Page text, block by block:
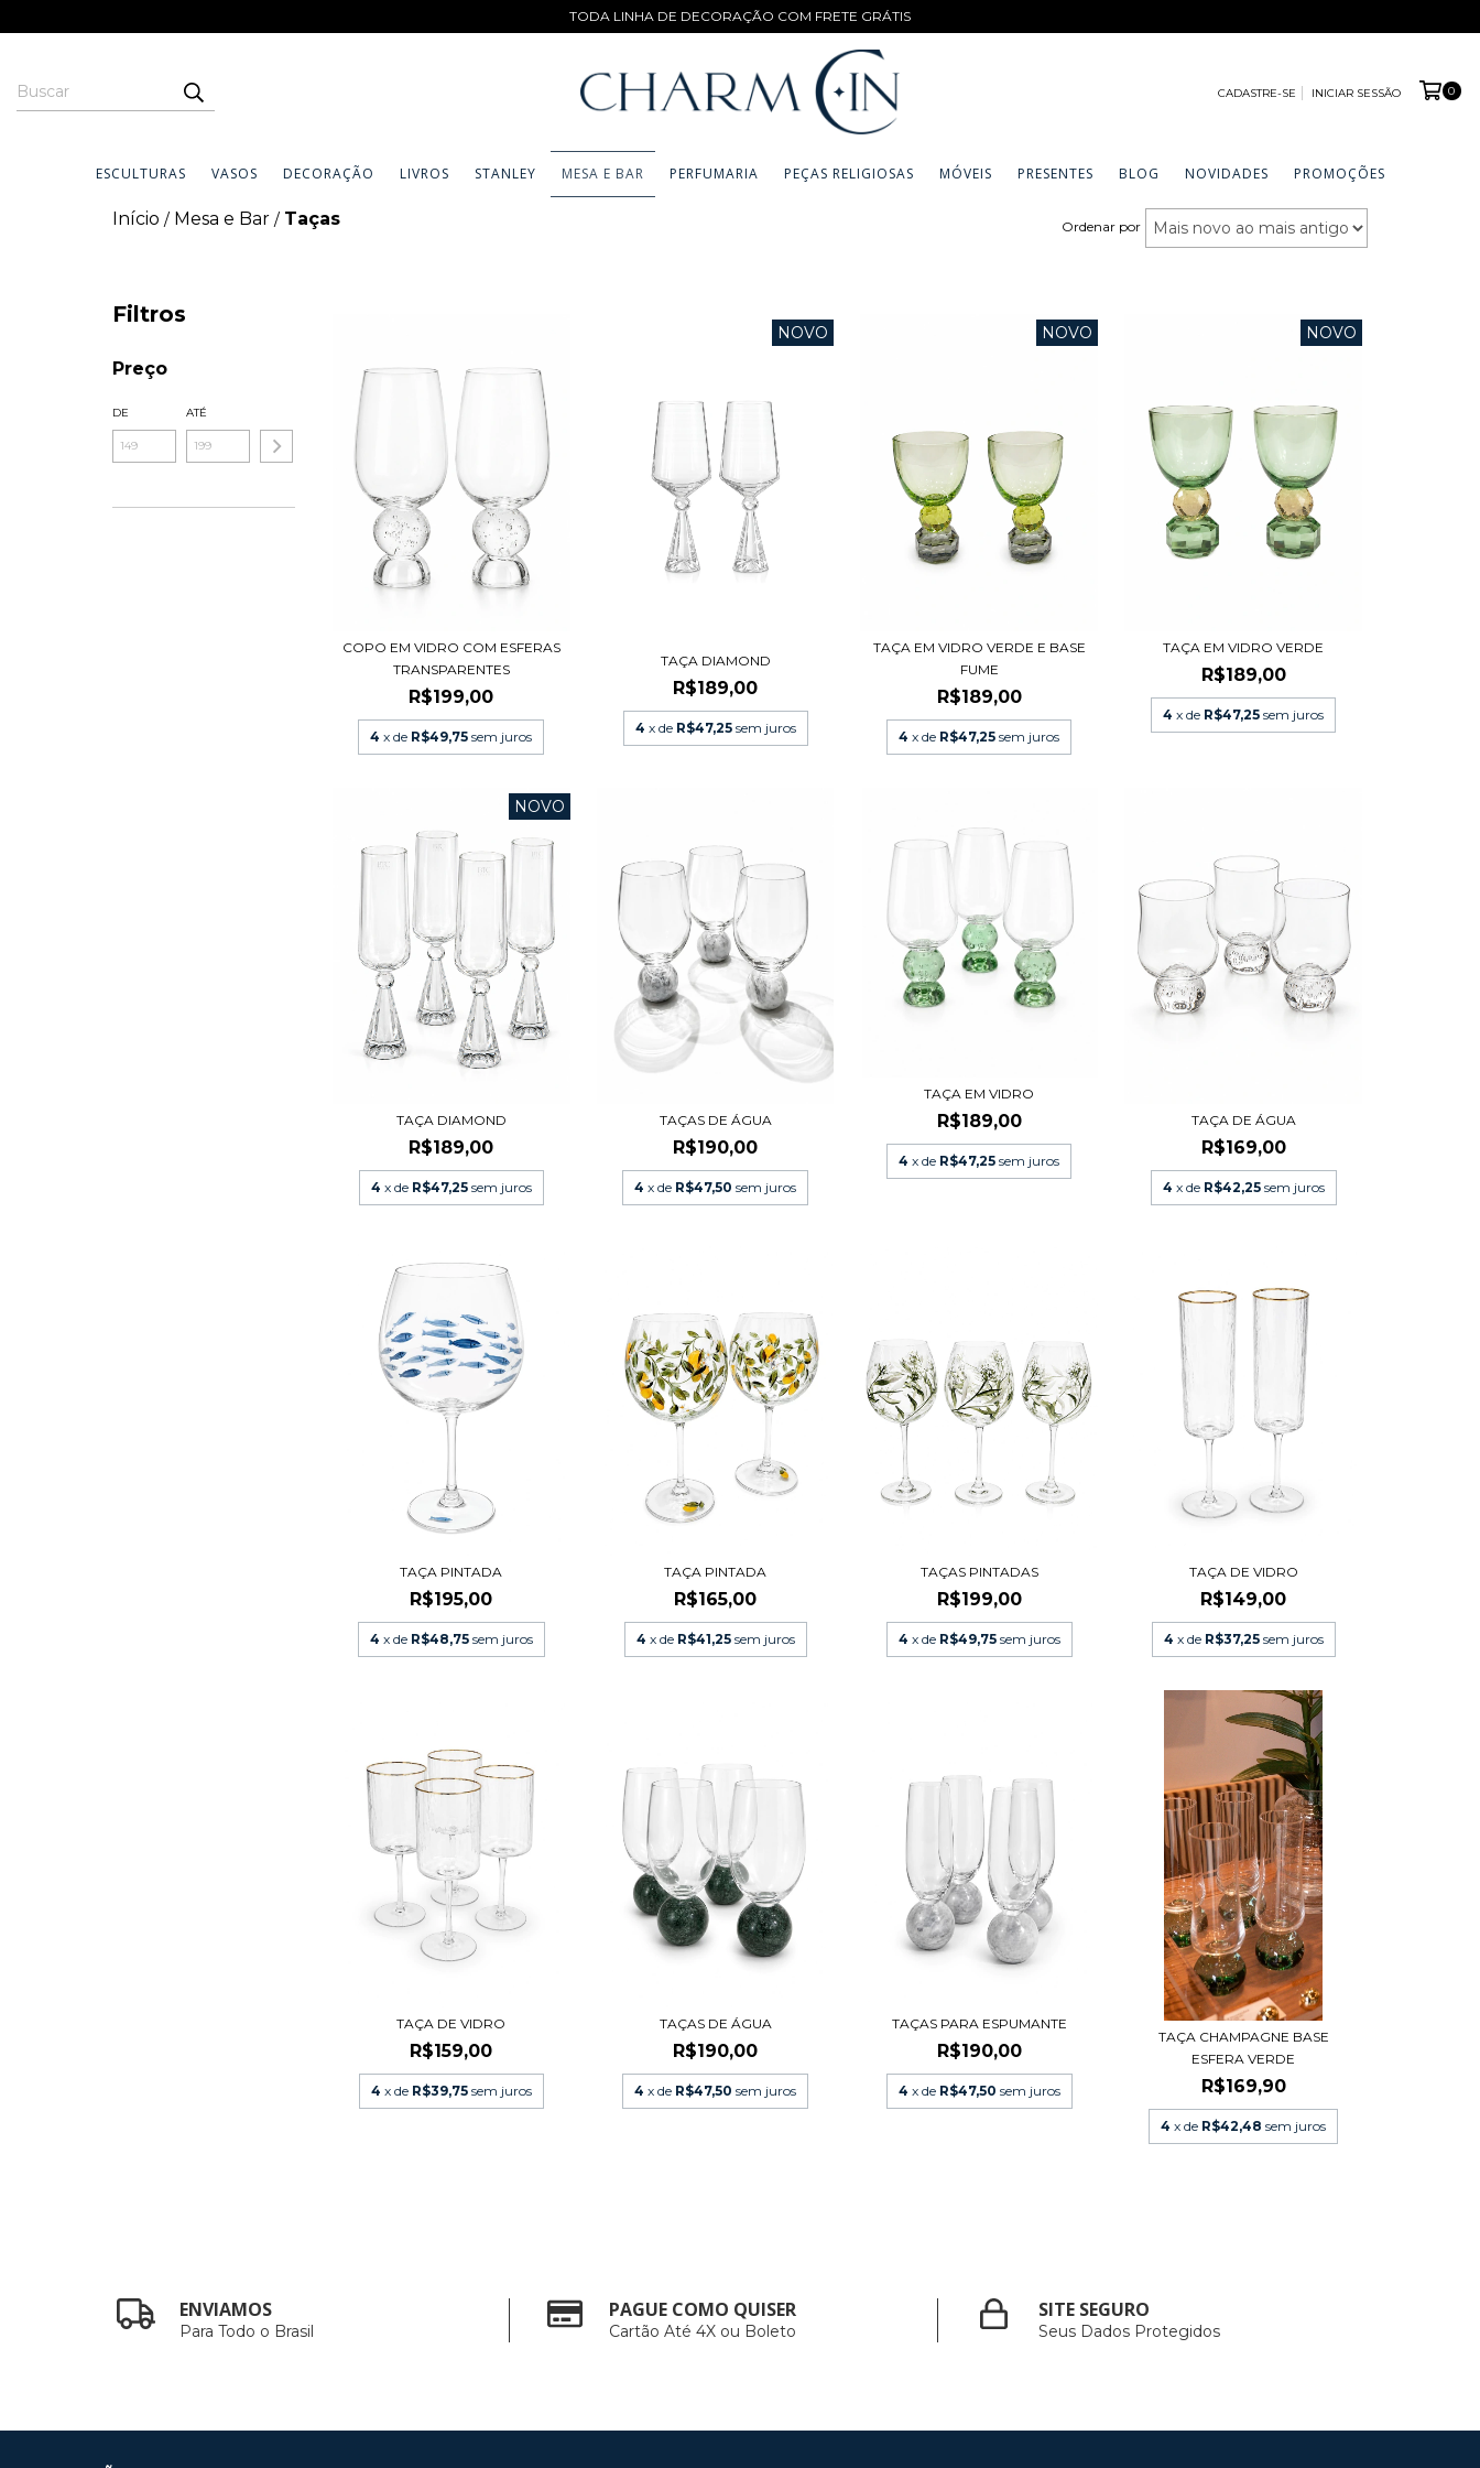
TODA LINHA DE DECORAÇÃO COM FRETE GRÁTIS
CADASTRE-SE INICIAR SESSÃO 0
ESCULTURAS VASOS DECORAÇÃO LIVROS STANLEY MESA E BAR PERFUMARIA PEÇAS RELIGIOSAS MÓVEIS PRESENTES BLOG NOVIDADES PROMOÇÕES
Início / Mesa e Bar / Taças Ordenar por
Filtros
Preço
DE ATÉ
COPO EM VIDRO COM ESFERAS
TRANSPARENTES
R$199,00
4 x de R$49,75 sem juros
NOVO
TAÇA DIAMOND
R$189,00
4 x de R$47,25 sem juros
NOVO
TAÇA EM VIDRO VERDE E BASE
FUME
R$189,00
4 x de R$47,25 sem juros
NOVO
TAÇA EM VIDRO VERDE
R$189,00
4 x de R$47,25 sem juros
NOVO
TAÇA DIAMOND
R$189,00
4 x de R$47,25 sem juros
TAÇAS DE ÁGUA
R$190,00
4 x de R$47,50 sem juros
TAÇA EM VIDRO
R$189,00
4 x de R$47,25 sem juros
TAÇA DE ÁGUA
R$169,00
4 x de R$42,25 sem juros
TAÇA PINTADA
R$195,00
4 x de R$48,75 sem juros
TAÇA PINTADA
R$165,00
4 x de R$41,25 sem juros
TAÇAS PINTADAS
R$199,00
4 x de R$49,75 sem juros
TAÇA DE VIDRO
R$149,00
4 x de R$37,25 sem juros
TAÇA DE VIDRO
R$159,00
4 x de R$39,75 sem juros
TAÇAS DE ÁGUA
R$190,00
4 x de R$47,50 sem juros
TAÇAS PARA ESPUMANTE
R$190,00
4 x de R$47,50 sem juros
TAÇA CHAMPAGNE BASE
ESFERA VERDE
R$169,90
4 x de R$42,48 sem juros
ENVIAMOS
Para Todo o Brasil
PAGUE COMO QUISER
Cartão Até 4X ou Boleto
SITE SEGURO
Seus Dados Protegidos